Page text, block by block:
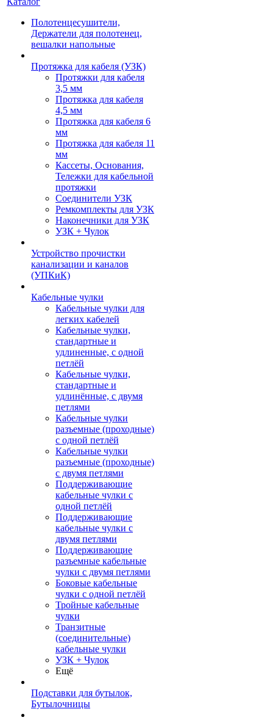
Полотенцесушители,
Держатели для полотенец,
вешалки напольные
Протяжка для кабеля (УЗК)
Протяжки для кабеля
3,5 мм
Протяжка для кабеля
4,5 мм
Протяжка для кабеля 6
мм
Протяжка для кабеля 11
мм
Кассеты, Основания,
Тележки для кабельной
протяжки
Соединители УЗК
Ремкомплекты для УЗК
Наконечники для УЗК
УЗК + Чулок
Устройство прочистки
канализации и каналов
(УПКиК)
Кабельные чулки
Кабельные чулки для
легких кабелей
Кабельные чулки,
стандартные и
удлиненные, с одной
петлёй
Кабельные чулки,
стандартные и
удлинённые, с двумя
петлями
Кабельные чулки
разъемные (проходные)
с одной петлёй
Кабельные чулки
разъемные (проходные)
с двумя петлями
Поддерживающие
кабельные чулки с
одной петлёй
Поддерживающие
кабельные чулки с
двумя петлями
Поддерживающие
разъемные кабельные
чулки с двумя петлями
Боковые кабельные
чулки с одной петлёй
Тройные кабельные
чулки
Транзитные
(соединительные)
кабельные чулки
УЗК + Чулок
Ещё
Подставки для бутылок,
Бутылочницы